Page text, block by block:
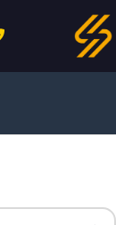
رفتن
به
محتوا